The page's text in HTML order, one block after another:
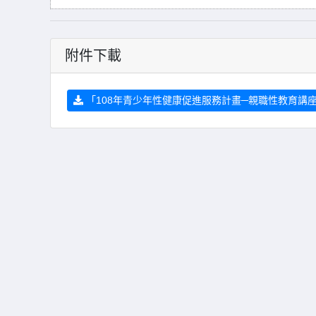
附件下載
「108年青少年性健康促進服務計畫─親職性教育講